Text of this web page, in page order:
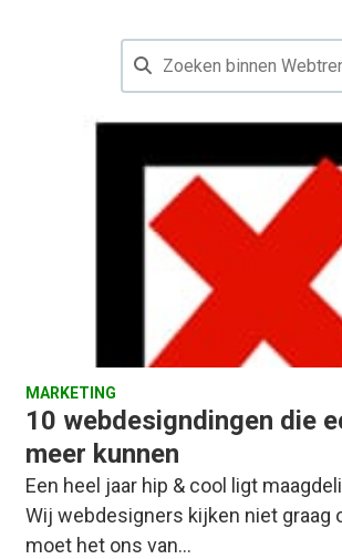
MARKETING
10 webdesigndingen die
meer kunnen
Een heel jaar hip & cool ligt
Wij webdesigners kijken niet graag
moet het ons van…